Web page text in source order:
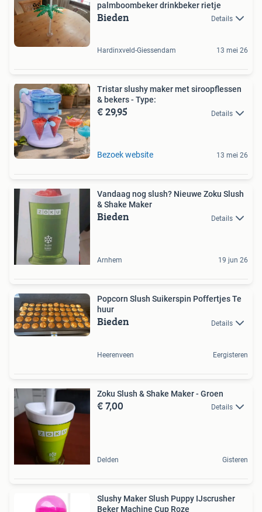
palmboombeker drinkbeker rietje
Bieden Details
Hardinxveld-Giessendam 13 mei 26
Tristar slushy maker met siroopflessen
& bekers - Type:
€ 29,95 Details
Bezoek website 13 mei 26
Vandaag nog slush? Nieuwe Zoku Slush
& Shake Maker
Bieden Details
Arnhem 19 jun 26
Popcorn Slush Suikerspin Poffertjes Te
huur
Bieden Details
Heerenveen Eergisteren
Zoku Slush & Shake Maker - Groen
€ 7,00 Details
Delden Gisteren
Slushy Maker Slush Puppy IJscrusher
Beker Machine Cup Roze